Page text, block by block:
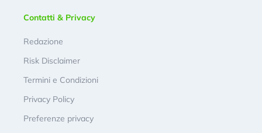
Contatti & Privacy
Redazione
Risk Disclaimer
Termini e Condizioni
Privacy Policy
Preferenze privacy